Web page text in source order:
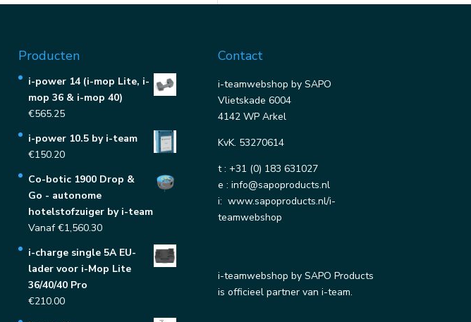
Producten
i-power 14 (i-mop Lite, i-
mop 36 & i-mop 40)
€565.25
i-power 10.5 by i-team
€150.20
Co-botic 1900 Drop &
Go - autonome
hotelstofzuiger by i-team
Vanaf€1,560.30
i-charge single 5A EU-
lader voor i-Mop Lite
36/40/40 Pro
€210.00
Contact
i-teamwebshop by SAPO
Vlietskade 6004
4142 WP Arkel
KvK. 53270614
t :+31 (0) 183 631027
e :info@sapoproducts.nl
i:www.sapoproducts.nl/i-
teamwebshop
i-teamwebshop by SAPO Products
is officieel partner van i-team.